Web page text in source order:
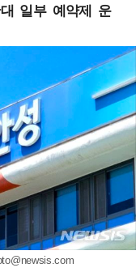
일부 예약제 운